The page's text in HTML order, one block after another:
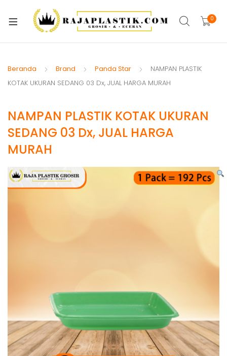
0
Beranda Brand Panda Star
NAMPAN PLASTIK
KOTAK UKURAN SEDANG 03 Dx, JUAL HARGA MURAH
NAMPAN PLASTIK KOTAK UKURAN
SEDANG 03 Dx, JUAL HARGA
MURAH